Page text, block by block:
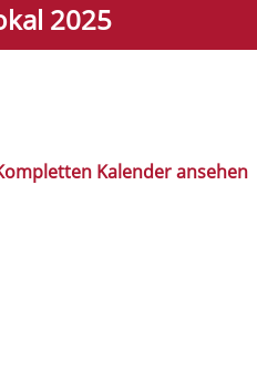
2025
Kalender ansehen